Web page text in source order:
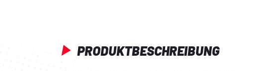
PRODUKTBESCHREIBUNG